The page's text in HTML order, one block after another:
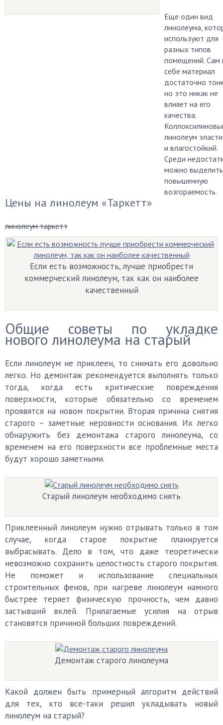
Еще один вид
линолеума,
используют для
разных типов
помещений. Сам
себе материал
достаточно
но это никак не
влияет на его
качества.
линолеум
и влагостойкий.
Среди
можно выделить
повышенную
возгораемость.
Цены на линолеум «Таркетт»
линолеум таркетт
Если есть возможность, лучше приобрести
коммерческий линолеум, так как он наиболее
качественный
Общие советы по укладке
нового линолеума на старый
Если линолеум не приклеен, то снимать его довольно
легко. Но демонтаж рекомендуется выполнять только
тогда, когда есть критические повреждения
поверхности, которые обязательно со временем
проявятся на новом покрытии. Вторая причина снятия
старого – заметные неровности основания. Их легко
обнаружить без демонтажа старого линолеума, со
временем на его поверхности все проблемные места
будут хорошо заметными.
Старый линолеум необходимо снять
Приклеенный линолеум нужно отрывать только в том
случае, когда старое покрытие планируется
выбрасывать. Дело в том, что даже теоретически
невозможно сохранить целостность старого покрытия.
Не поможет и использование специальных
строительных фенов, при нагреве линолеум намного
быстрее теряет физическую прочность, чем давно
застывший вклей. Прилагаемые усилия на отрыв
становятся причиной больших повреждений.
Демонтаж старого линолеума
Какой должен быть примерный алгоритм действий
для тех, кто все-таки решил укладывать новый
линолеум на старый?